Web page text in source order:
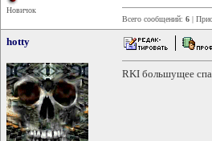
Новичок
Всего сообщений: 6 |
hotty
RKI большущее